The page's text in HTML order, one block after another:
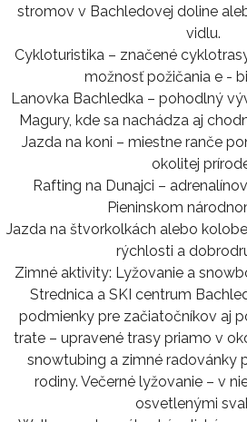
stromov v Bachledovej doline
vidlu.
Cykloturistika – značené
možnosť požičania e -
Lanovka Bachledka – pohodlný
Magury, kde sa nachádza aj
Jazda na koni – miestne ranče
okolitej
Rafting na Dunajci –
Pieninskom
Jazda na štvorkolkách alebo
rýchlosti a
Zimné aktivity: Lyžovanie a
Strednica a SKI centrum
podmienky pre začiatočníkov aj
trate – upravené trasy priamo v
snowtubing a zimné radovánky
rodiny. Večerné lyžovanie – v
osvetlenými